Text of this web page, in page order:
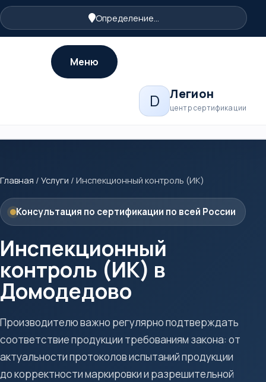
Определение...
D Легион
центр сертификации
Меню
Главная / Услуги / Инспекционный контроль (ИК)
Консультация по сертификации по всей России
Инспекционный
контроль (ИК) в
Домодедово
Производителю важно регулярно подтверждать
соответствие продукции требованиям закона: от
актуальности протоколов испытаний продукции
до корректности маркировки и разрешительной